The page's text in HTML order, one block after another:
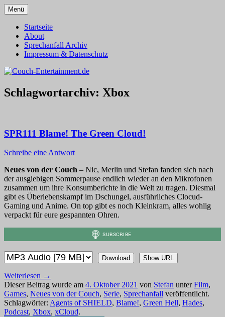
Zum
Inhalt
springen
Couch-Entertainment.de
Menü
Startseite
About
Sprechanfall Archiv
Impressum & Datenschutz
Schlagwortarchiv: Xbox
SPR111 Blame! The Green Cloud!
Schreibe eine Antwort
Neues von der Couch – Nic, Merlin und Stefan fanden sich nach
der ausgiebigen Sommerpause endlich wieder an den Mikrofonen
zusammen um ihre Konsumberichte in die Welt zu tragen. Diesmal
gibt es Überlebenskampf im Dschungel, ausführliches Clocud-
Gaming und Anime. On top gibt es noch Kleinkram, alles wohlig
verpackt für eure gespannten Ohren.
Download Show URL
Weiterlesen →
Dieser Beitrag wurde am 4. Oktober 2021 von Stefan unterFilm,
Games, Neues von der Couch, Serie, Sprechanfall veröffentlicht.
Schlagwörter: Agents of SHIELD, Blame!, Green Hell, Hades,
Podcast, Xbox, xCloud.